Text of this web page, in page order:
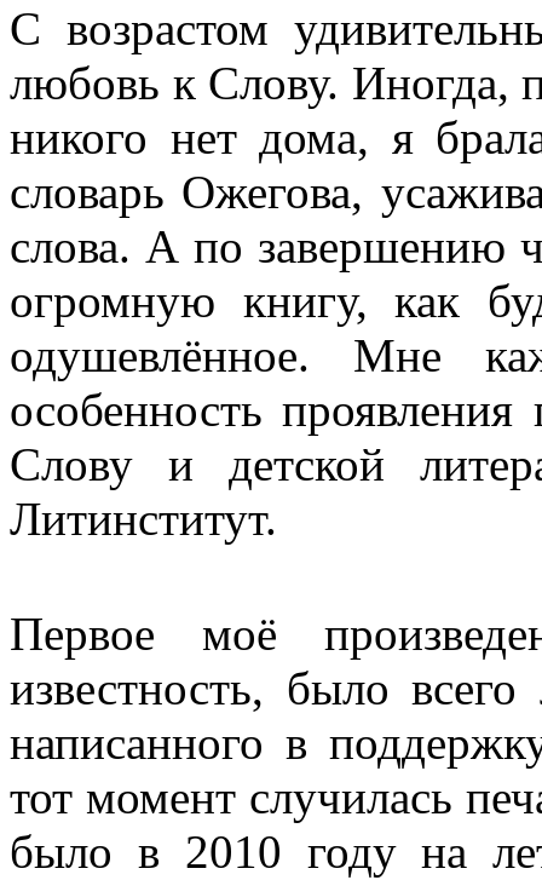
С возрастом
любовь к Слову. Иногда,
никого нет дома, я
словарь Ожегова,
слова. А по завершению
огромную книгу, как
одушевлённое. Мне
особенность
Слову и детской
Литинститут.
Первое моё
известность, было
написанного в
тот момент случилась
было в 2010 году на